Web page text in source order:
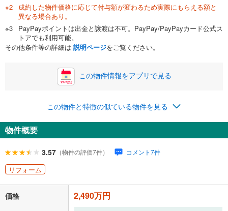
0万円 2,490万円
自己資金から住宅購入にかけられる金額を入力してくださ
0円
年2回払いを想定しています。毎月の返済額に加えて、ボー
ナス時の増額分（1回分）を入力してください。
ボーナス払いの限度額は金融機関によって異なります。
月々の返済額 88,566円 /月
ローン返済額
＋修繕積立金 15,300円＋管理費 8,630円
成約した物件価格に応じて付与額が変わるため実際にもらえる額と
異なる場合あり。
PayPayポイントは出金と譲渡は不可。PayPay/PayPayカード公式ス
トアでも利用可能。
その他条件等の詳細は 説明ページをご覧ください。
この物件情報をアプリで見る
この物件と特徴の似ている物件を見る
物件概要
3.57 （物件の評価7件） コメント7件
リフォーム
価格 2,490万円